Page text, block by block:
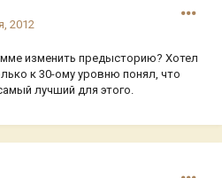
2012
изменить предысторию? Хотел
к 30-ому уровню понял, что
лучший для этого.